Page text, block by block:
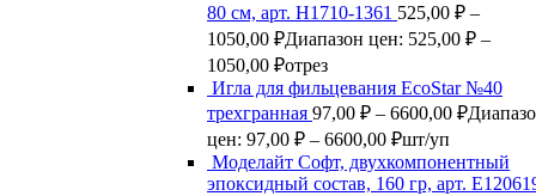
80 см, арт. Н1710-1361 525,00 ₽ –
1050,00 ₽Диапазон цен: 525,00 ₽ –
1050,00 ₽отрез
Игла для фильцевания EcoStar №40
трехгранная 97,00 ₽ – 6600,00 ₽
цен: 97,00 ₽ – 6600,00 ₽шт/уп
Моделайт Софт, двухкомпонентный
эпоксидный состав, 160 гр, арт.